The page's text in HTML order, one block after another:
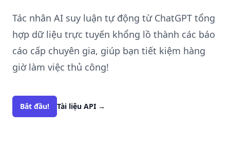
Tác nhân AI suy luận tự động từ ChatGPT tổng
hợp dữ liệu trực tuyến khổng lồ thành các báo
cáo cấp chuyên gia, giúp bạn tiết kiệm hàng
giờ làm việc thủ công!
Bắt đầu! Tài liệu API →